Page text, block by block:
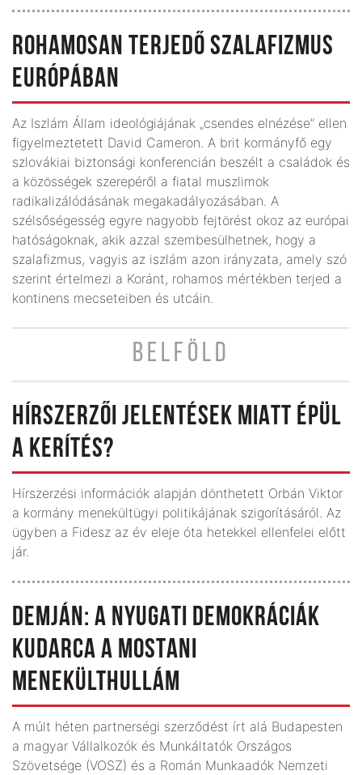
ROHAMOSAN TERJEDŐ SZALAFIZMUS
EURÓPÁBAN
Az Iszlám Állam ideológiájának „csendes elnézése” ellen
figyelmeztetett David Cameron. A brit kormányfő egy
szlovákiai biztonsági konferencián beszélt a családok és
a közösségek sze­repéről a fiatal muszlimok
radikalizálódásának megakadályozásában. A
szélsőségesség egyre nagyobb fejtörést okoz az európai
hatóságoknak, akik azzal szembesülhetnek, hogy a
szalafizmus, vagyis az iszlám azon irányzata, amely szó
szerint értelmezi a Koránt, rohamos mértékben terjed a
kontinens mecseteiben és utcáin.
BELFÖLD
HÍRSZERZŐI JELENTÉSEK MIATT ÉPÜL
A KERÍTÉS?
Hírszerzési információk alapján dönthetett Orbán Viktor
a kormány menekültügyi politikájának szigorításáról. Az
ügyben a Fidesz az év eleje óta hetekkel ellenfelei előtt
jár.
DEMJÁN: A NYUGATI DEMOKRÁCIÁK
KUDARCA A MOSTANI
MENEKÜLTHULLÁM
A múlt héten partnerségi szerződést írt alá Budapesten
a magyar Vállalkozók és Munkáltatók Országos
Szövetsége (VOSZ) és a Román Munkaadók Nemzeti